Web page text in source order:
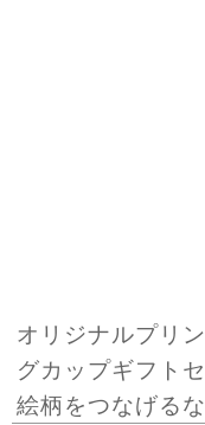
オリジナルプリ
グカップギフト
絵柄をつなげる